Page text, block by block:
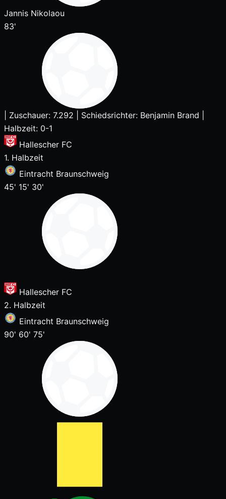
Jannis Nikolaou
83'
Zuschauer: 7.292 Schiedsrichter: Benjamin Brand
Halbzeit: 0-1
Hallescher FC
1. Halbzeit
Eintracht Braunschweig
45' 15' 30'
Hallescher FC
2. Halbzeit
Eintracht Braunschweig
90' 60' 75'